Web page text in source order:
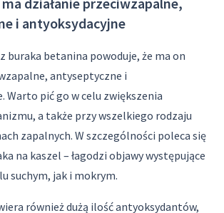
i antyoksydacyjne
buraka betanina powoduje, że ma on
antyseptyczne i
Warto pić go w celu zwiększenia
a także przy wszelkiego rodzaju
zapalnych. W szczególności poleca się
na kaszel – łagodzi objawy występujące
suchym, jak i mokrym.
również dużą ilość antyoksydantów,